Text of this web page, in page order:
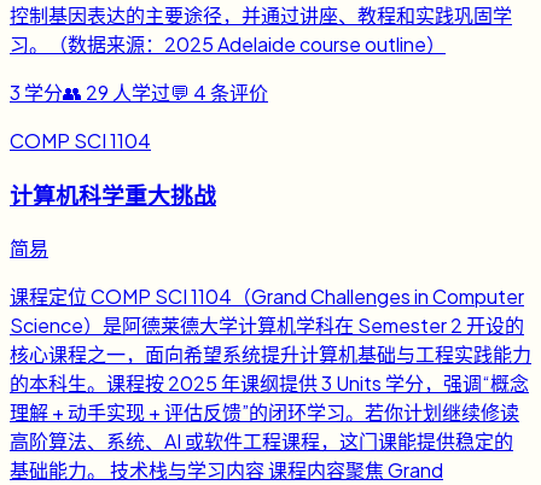
控制基因表达的主要途径，并通过讲座、教程和实践巩固学
习。（数据来源：2025 Adelaide course outline）
3 学分👥 29 人学过💬 4条评价
COMP SCI 1104
计算机科学重大挑战
简易
课程定位 COMP SCI 1104（Grand Challenges in Computer
Science）是阿德莱德大学计算机学科在 Semester 2 开设的
核心课程之一，面向希望系统提升计算机基础与工程实践能力
的本科生。课程按 2025 年课纲提供 3 Units 学分，强调“概念
理解 + 动手实现 + 评估反馈”的闭环学习。若你计划继续修读
高阶算法、系统、AI 或软件工程课程，这门课能提供稳定的
基础能力。 技术栈与学习内容 课程内容聚焦 Grand